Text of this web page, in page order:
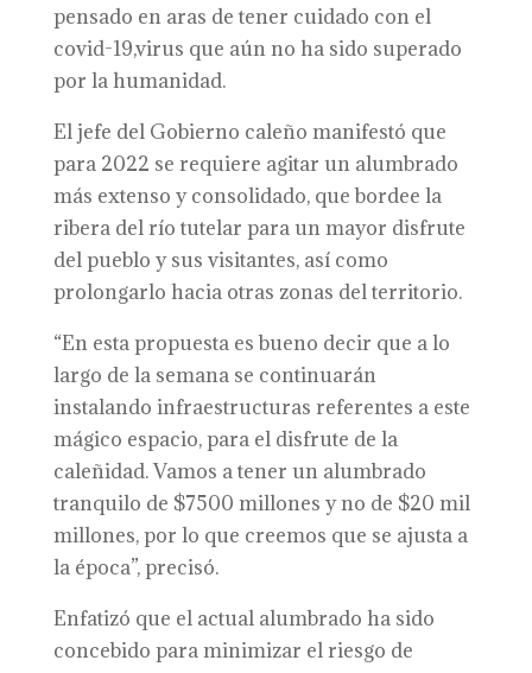
pensado en aras de tener cuidado con el
covid-19,virus que aún no ha sido superado
por la humanidad.
El jefe del Gobierno caleño manifestó que
para 2022 se requiere agitar un alumbrado
más extenso y consolidado, que bordee la
ribera del río tutelar para un mayor disfrute
del pueblo y sus visitantes, así como
prolongarlo hacia otras zonas del territorio.
“En esta propuesta es bueno decir que a lo
largo de la semana se continuarán
instalando infraestructuras referentes a este
mágico espacio, para el disfrute de la
caleñidad. Vamos a tener un alumbrado
tranquilo de $7500 millones y no de $20 mil
millones, por lo que creemos que se ajusta a
la época”, precisó.
Enfatizó que el actual alumbrado ha sido
concebido para minimizar el riesgo de